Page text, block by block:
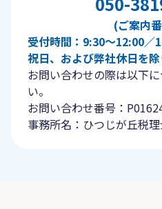
(ご案内
受付時間：9:30〜12:00／
祝日、および弊社休日を除
お問い合わせの際は以下
い。
お問い合わせ番号：
事務所名：ひつじが丘税